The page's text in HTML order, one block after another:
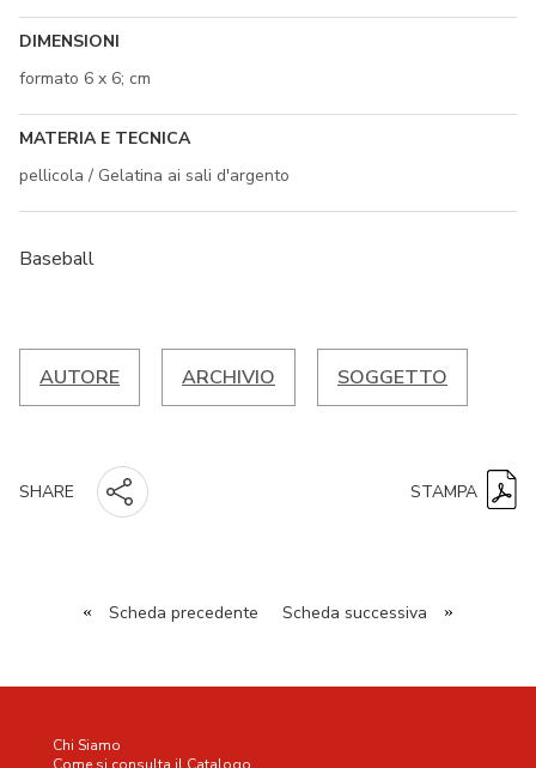
DIMENSIONI
formato 6 x 6; cm
MATERIA E TECNICA
pellicola / Gelatina ai sali d'argento
Baseball
AUTORE ARCHIVIO SOGGETTO
SHARE STAMPA
« Scheda precedente Scheda successiva »
Chi Siamo